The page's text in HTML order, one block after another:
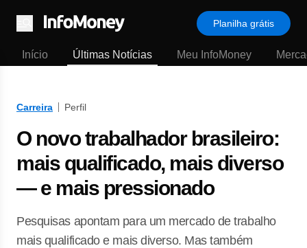
Menu
Planilha grátis
Início Últimas Notícias Meu InfoMoney
Carreira Perfil
O novo trabalhador brasileiro:
mais qualificado, mais diverso
— e mais pressionado
Pesquisas apontam para um mercado de trabalho
mais qualificado e mais diverso. Mas também